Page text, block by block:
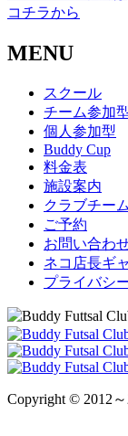
コチラから
MENU
スクール
チーム参加
個人参加型
Buddy Cup
料金表
施設案内
クラブチーム
ご予約
お問い合わ
ネコ店長ギ
プライバシ
Copyright © 2012～